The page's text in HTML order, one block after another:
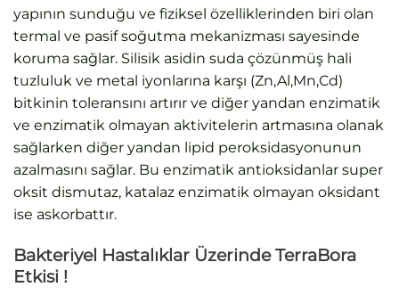
yapının sunduğu ve fiziksel özelliklerinden biri olan
termal ve pasif soğutma mekanizması sayesinde
koruma sağlar. Silisik asidin suda çözünmüş hali
tuzluluk ve metal iyonlarına karşı (Zn,Al,Mn,Cd)
bitkinin toleransını artırır ve diğer yandan enzimatik
ve enzimatik olmayan aktivitelerin artmasına olanak
sağlarken diğer yandan lipid peroksidasyonunun
azalmasını sağlar. Bu enzimatik antioksidanlar super
oksit dismutaz, katalaz enzimatik olmayan oksidant
ise askorbattır.
Bakteriyel Hastalıklar Üzerinde TerraBora
Etkisi !